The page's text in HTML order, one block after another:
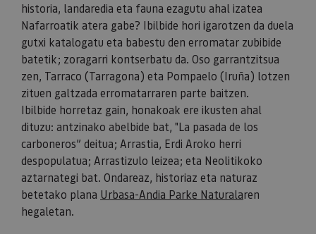
historia, landaredia eta fauna ezagutu ahal izatea
Nafarroatik atera gabe? Ibilbide hori igarotzen da duela
gutxi katalogatu eta babestu den erromatar zubibide
batetik; zoragarri kontserbatu da. Oso garrantzitsua
zen, Tarraco (Tarragona) eta Pompaelo (Iruña) lotzen
zituen galtzada erromatarraren parte baitzen.
Ibilbide horretaz gain, honakoak ere ikusten ahal
dituzu: antzinako abelbide bat, "La pasada de los
carboneros” deitua; Arrastia, Erdi Aroko herri
despopulatua; Arrastizulo leizea; eta Neolitikoko
aztarnategi bat. Ondareaz, historiaz eta naturaz
betetako plana Urbasa-Andia Parke Naturalaren
hegaletan.